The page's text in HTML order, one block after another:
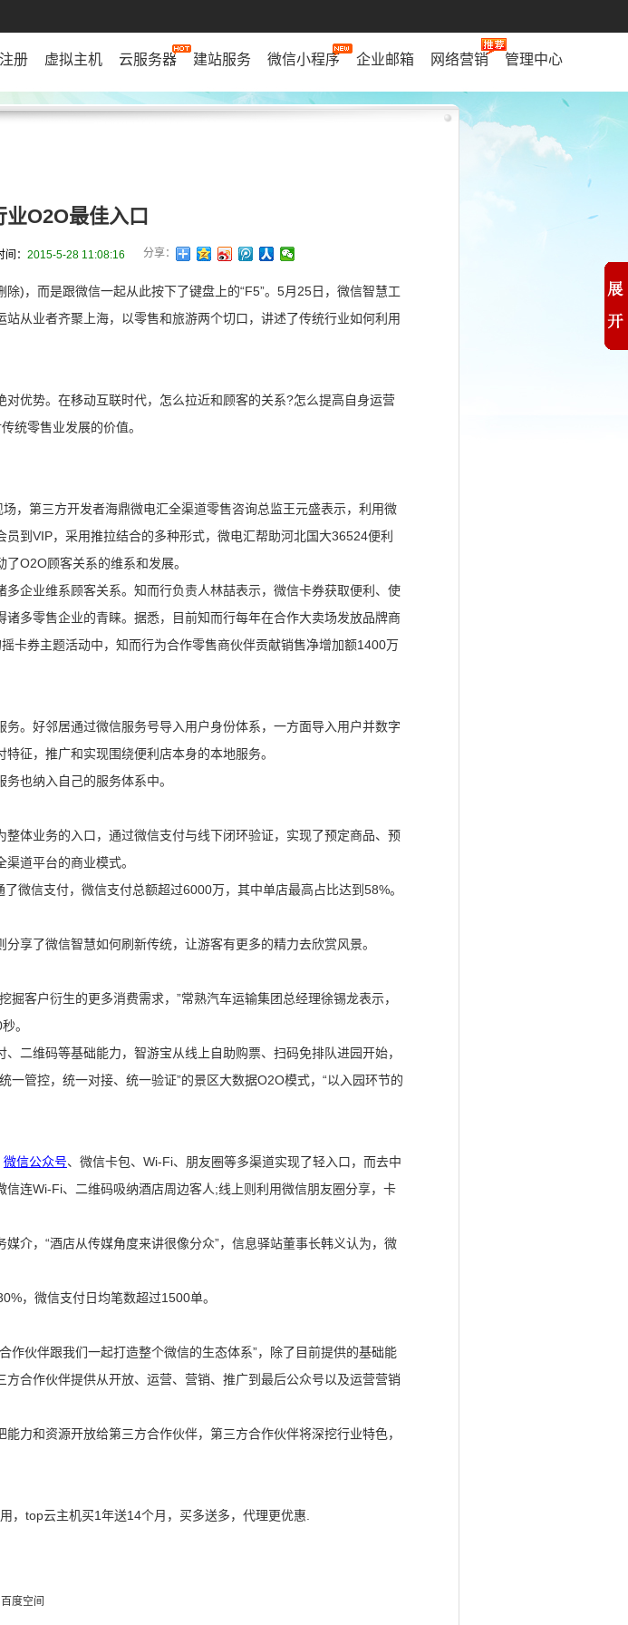
册 虚拟主机 云服务器 建站服务 微信小程序 企业邮箱 网络营销 管理中心
O2O最佳入口
： 2015-5-28 11:08:16 分享：
)，而是跟微信一起从此按下了键盘上的“F5”。5月25日，微信智慧工
从业者齐聚上海，以零售和旅游两个切口，讲述了传统行业如何利用
优势。在移动互联时代，怎么拉近和顾客的关系?怎么提高自身运营
统零售业发展的价值。
，第三方开发者海鼎微电汇全渠道零售咨询总监王元盛表示，利用微
到VIP，采用推拉结合的多种形式，微电汇帮助河北国大36524便利
O2O顾客关系的维系和发展。
企业维系顾客关系。知而行负责人林喆表示，微信卡券获取便利、使
多零售企业的青睐。据悉，目前知而行每年在合作大卖场发放品牌商
卡券主题活动中，知而行为合作零售商伙伴贡献销售净增加额1400万
。好邻居通过微信服务号导入用户身份体系，一方面导入用户并数字
征，推广和实现围绕便利店本身的本地服务。
也纳入自己的服务体系中。
体业务的入口，通过微信支付与线下闭环验证，实现了预定商品、预
道平台的商业模式。
微信支付，微信支付总额超过6000万，其中单店最高占比达到58%。
享了微信智慧如何刷新传统，让游客有更多的精力去欣赏风景。
客户衍生的更多消费需求，”常熟汽车运输集团总经理徐锡龙表示，
。
二维码等基础能力，智游宝从线上自助购票、扫码免排队进园开始，
管控，统一对接、统一验证”的景区大数据O2O模式，“以入园环节的
微信公众号、微信卡包、Wi-Fi、朋友圈等多渠道实现了轻入口，而去中
连Wi-Fi、二维码吸纳酒店周边客人;线上则利用微信朋友圈分享，卡
介，“酒店从传媒角度来讲很像分众”，信息驿站董事长韩义认为，微
，微信支付日均笔数超过1500单。
作伙伴跟我们一起打造整个微信的生态体系”，除了目前提供的基础能
合作伙伴提供从开放、运营、营销、推广到最后公众号以及运营营销
力和资源开放给第三方合作伙伴，第三方合作伙伴将深挖行业特色，
，top云主机买1年送14个月，买多送多，代理更优惠.
百度空间